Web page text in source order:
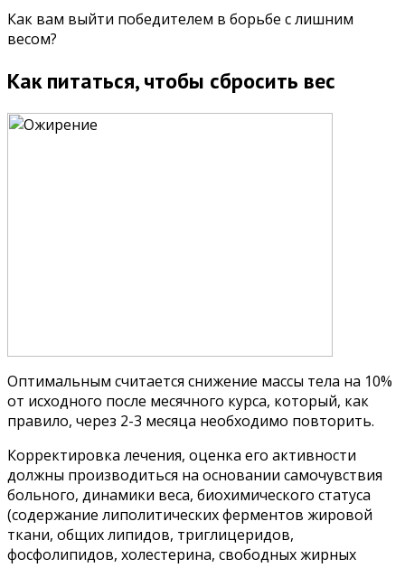
Как вам выйти победителем в борьбе с лишним
весом?
Как питаться, чтобы сбросить вес
Оптимальным считается снижение массы тела на 10%
от исходного после месячного курса, который, как
правило, через 2-3 месяца необходимо повторить.
Корректировка лечения, оценка его активности
должны производиться на основании самочувствия
больного, динамики веса, биохимического статуса
(содержание липолитических ферментов жировой
ткани, общих липидов, триглицеридов,
фосфолипидов, холестерина, свободных жирных